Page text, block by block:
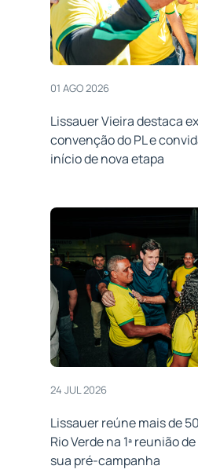
01 AGO 2026
Lissauer Vieira destaca
convenção do PL e
início de nova etapa
24 JUL 2026
Lissauer reúne mais de
Rio Verde na 1ª reunião
sua pré-campanha